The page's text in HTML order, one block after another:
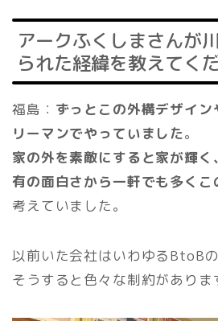
アークふくしまさんが
られた経緯を教えてく
福島： ずっとこの外構デザイ
リーマンでやっていました。
家の外を素敵にすると家が輝
有の面白さから一軒でも多くこ
考えていました。
以前いた会社はいわゆるBtoB
そうすると色々な制約がありま